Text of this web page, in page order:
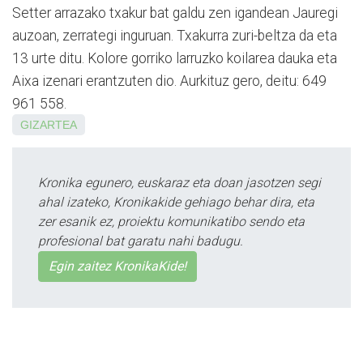
Setter arrazako txakur bat galdu zen igandean Jauregi
auzoan, zerrategi inguruan. Txakurra zuri-beltza da eta
13 urte ditu. Kolore gorriko larruzko koilarea dauka eta
Aixa izenari erantzuten dio. Aurkituz gero, deitu: 649
961 558.
GIZARTEA
Kronika egunero, euskaraz eta doan jasotzen segi
ahal izateko, Kronikakide gehiago behar dira, eta
zer esanik ez, proiektu komunikatibo sendo eta
profesional bat garatu nahi badugu.
Egin zaitez KronikaKide!